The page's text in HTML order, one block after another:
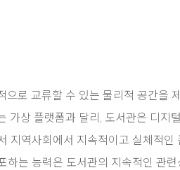
으로 교류할 수 있는 물리적 공간을
가상 플랫폼과 달리, 도서관은 디지
지역사회에서 지속적이고 실체적
하는 능력은 도서관의 지속적인 관